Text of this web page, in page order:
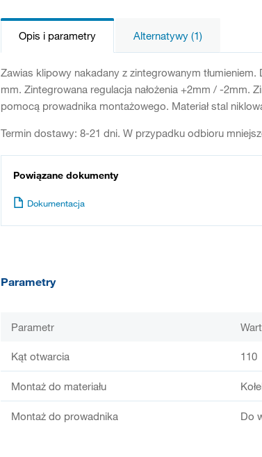
Opis i parametry Alternatywy (1)
Zawias klipowy nakadany z zintegrowanym
mm. Zintegrowana regulacja nałożenia +2mm / -2mm.
pomocą prowadnika montażowego. Materiał stal
Termin dostawy: 8-21 dni. W przypadku odbioru
Powiązane dokumenty
Dokumentacja
Parametry
Parametr
Kąt otwarcia 110
Montaż do materiału
Montaż do prowadnika Do